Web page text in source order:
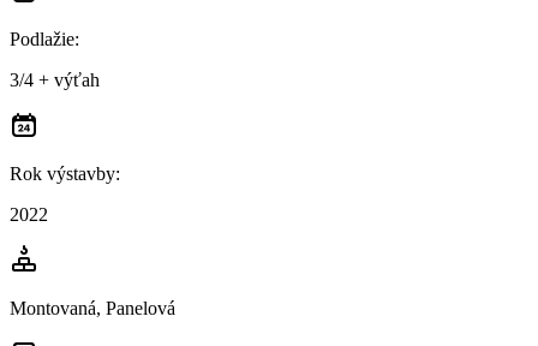
Podlažie:
3/4 + výťah
Rok výstavby:
2022
Montovaná, Panelová